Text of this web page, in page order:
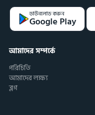
ডাউনলোড করুন
Google Play
আমাদের সম্পর্কে
পরিচিতি
আমাদের লক্ষ্য
ব্লগ